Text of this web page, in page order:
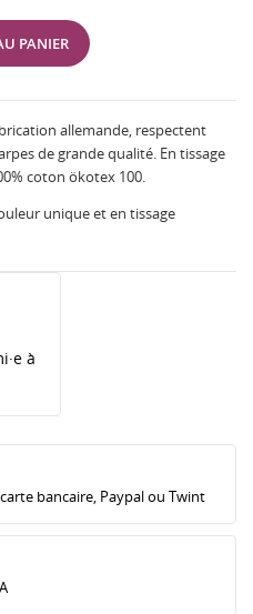
PANIER
allemande, respectent
de grande qualité. En tissage
coton ökotex 100.
unique et en tissage
à
bancaire, Paypal ou Twint